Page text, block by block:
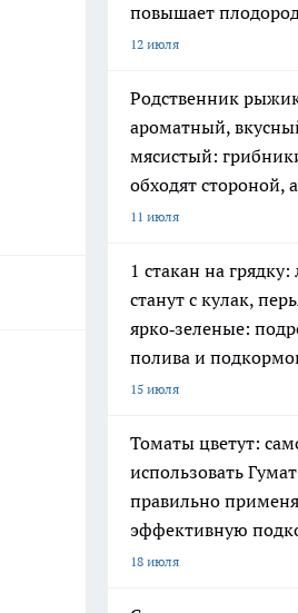
повышает
12 июля
Родственник
ароматный,
мясистый:
обходят стороной,
11 июля
1 стакан на
станут с кулак,
ярко‑зеленые:
полива и
15 июля
Томаты цветут:
использовать
правильно
эффективную
18 июля